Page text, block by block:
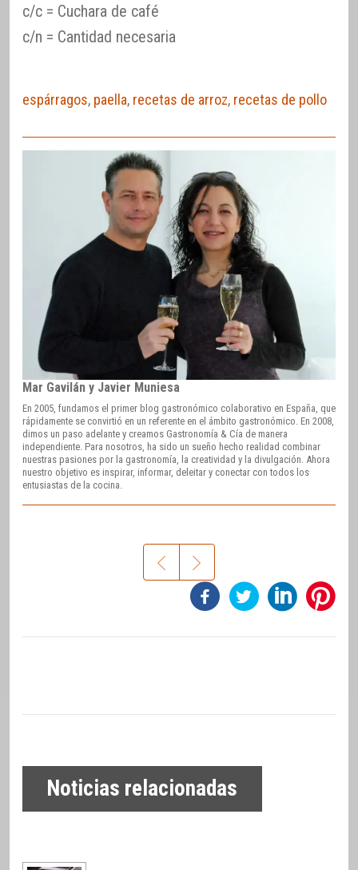
c/c = Cuchara de café
c/n = Cantidad necesaria
espárragos, paella, recetas de arroz, recetas de pollo
Mar Gavilán y Javier Muniesa
En 2005, fundamos el primer blog gastronómico colaborativo en España, que
rápidamente se convirtió en un referente en el ámbito gastronómico. En 2008,
dimos un paso adelante y creamos Gastronomía & Cía de manera
independiente. Para nosotros, ha sido un sueño hecho realidad combinar
nuestras pasiones por la gastronomía, la creatividad y la divulgación. Ahora
nuestro objetivo es inspirar, informar, deleitar y conectar con todos los
entusiastas de la cocina.
Noticias relacionadas